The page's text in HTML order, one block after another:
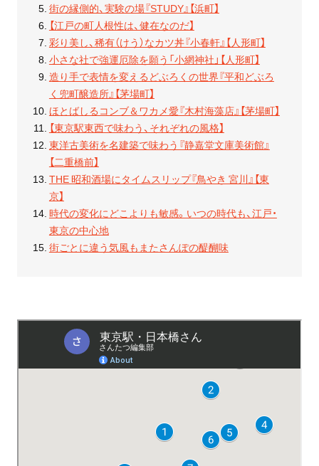
街の縁側的、実験の場『STUDY』【浜町】
【江戸の町人根性は、健在なのだ】
彩り美し、稀有（けう）なカツ丼『小春軒』【人形町】
小さな社で強運厄除を願う「小網神社」【人形町】
造り手で表情を変えるどぶろくの世界『平和どぶろ
く兜町醸造所』【茅場町】
ほとばしるコンブ＆ワカメ愛『木村海藻店』【茅場町】
【東京駅東西で味わう、それぞれの風格】
東洋古美術を名建築で味わう『静嘉堂文庫美術館』
【二重橋前】
THE 昭和酒場にタイムスリップ『鳥やき 宮川』【東
京】
時代の変化にどこよりも敏感。いつの時代も、江戸・
東京の中心地
街ごとに違う気風もまたさんぽの醍醐味